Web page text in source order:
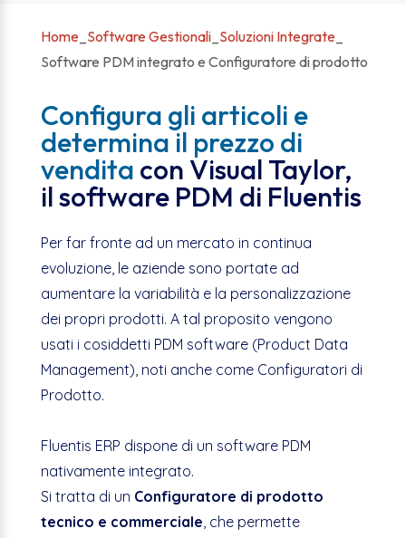
Home_ Software Gestionali_ Soluzioni Integrate_
Software PDM integrato e Configuratore di prodotto
Configura gli articoli e
determina il prezzo di
vendita con Visual Taylor,
il software PDM di Fluentis
Per far fronte ad un mercato in continua
evoluzione, le aziende sono portate ad
aumentare la variabilità e la personalizzazione
dei propri prodotti. A tal proposito vengono
usati i cosiddetti PDM software (Product Data
Management), noti anche come Configuratori di
Prodotto.
Fluentis ERP dispone di un software PDM
nativamente integrato.
Si tratta di un Configuratore di prodotto
tecnico e commerciale, che permette